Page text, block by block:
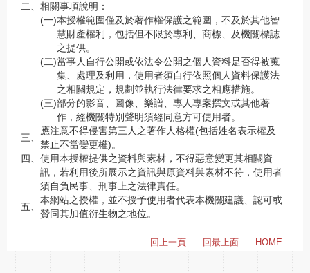
二、 相關事項說明：
(一)本授權範圍僅及於著作權保護之範圍，不及於其他智
慧財產權利，包括但不限於專利、商標、及機關標誌
之提供。
(二)當事人自行公開或依法令公開之個人資料是否得被蒐
集、處理及利用，使用者須自行依照個人資料保護法
之相關規定，規劃並執行法律要求之相應措施。
(三)部分的影音、圖像、樂譜、專人專案撰文或其他著
作，經機關特別聲明須經同意方可使用者。
三、
應注意不得侵害第三人之著作人格權(包括姓名表示權及
禁止不當變更權)。
四、 使用本授權提供之資料與素材，不得惡意變更其相關資
訊，若利用後所展示之資訊與原資料與素材不符，使用者
須自負民事、刑事上之法律責任。
五、
本網站之授權，並不授予使用者代表本機關建議、認可或
贊同其加值衍生物之地位。
回上一頁 回最上面 HOME